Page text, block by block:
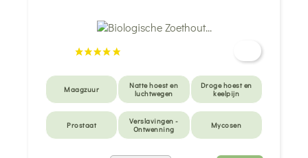
Maagzuur
Natte hoest en
luchtwegen
Droge hoest en
keelpijn
Prostaat
Verslavingen -
Ontwenning
Mycosen